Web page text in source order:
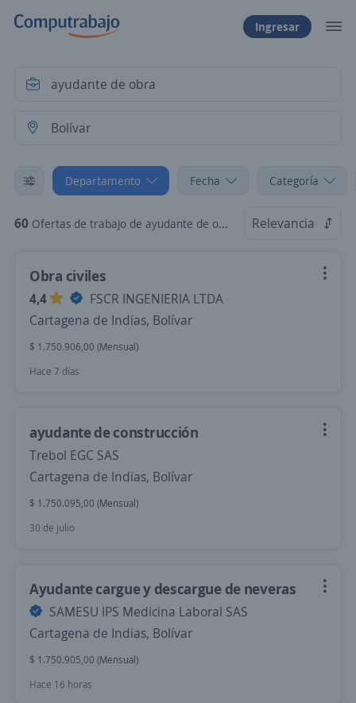
Ingresar
Departamento Fecha Categoría
60 Ofertas de trabajo de ayudante de obra en Bolívar Relevancia
Obra civiles
4,4
FSCR INGENIERIA LTDA
Cartagena de Indias, Bolívar
$ 1.750.906,00 (Mensual)
Hace 7 días
ayudante de construcción
Trebol EGC SAS
Cartagena de Indias, Bolívar
$ 1.750.095,00 (Mensual)
30 de julio
Ayudante cargue y descargue de neveras
SAMESU IPS Medicina Laboral SAS
Cartagena de Indias, Bolívar
$ 1.750.905,00 (Mensual)
Hace 16 horas